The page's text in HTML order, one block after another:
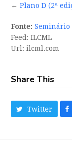
←Plano D (2ª
Fonte: Seminário
Feed: ILCML
Url: ilcml.com
Share This
Twitter